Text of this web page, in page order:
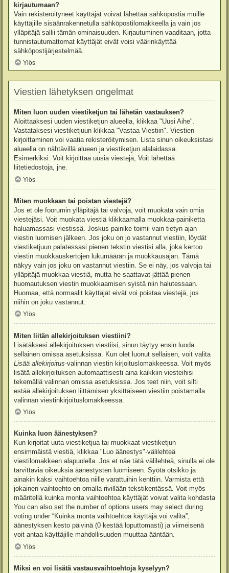
kirjautumaan?
Vain rekisteröityneet käyttäjät voivat lähettää sähköpostia muille
käyttäjille sisäänrakennetulla sähköpostilomakkeella ja vain jos
ylläpitäjä sallii tämän ominaisuuden. Kirjautuminen vaaditaan, jotta
tunnistautumattomat käyttäjät eivät voisi väärinkäyttää
sähköpostijärjestelmää.
Ylös
Viestien lähetyksen ongelmat
Miten luon uuden viestiketjun tai lähetän vastauksen?
Aloittaaksesi uuden viestiketjun alueella, klikkaa "Uusi Aihe".
Vastataksesi viestiketjuun klikkaa "Vastaa Viestiin". Viestien
kirjoittaminen voi vaatia rekisteröitymisen. Lista sinun oikeuksistasi
alueella on nähtävillä alueen ja viestiketjun alalaidassa.
Esimerkiksi: Voit kirjoittaa uusia viestejä, Voit lähettää
liitetiedostoja, jne.
Ylös
Miten muokkaan tai poistan viestejä?
Jos et ole foorumin ylläpitäjä tai valvoja, voit muokata vain omia
viestejäsi. Voit muokata viestiä klikkaamalla muokkaa-painiketta
haluamassasi viestissä. Joskus painike toimii vain tietyn ajan
viestin luomisen jälkeen. Jos joku on jo vastannut viestiin, löydät
viestiketjuun palatessasi pienen tekstin viestisi alla, joka kertoo
viestin muokkauskertojen lukumäärän ja muokkausajan. Tämä
näkyy vain jos joku on vastannut viestiin. Se ei näy, jos valvoja tai
ylläpitäjä muokkaa viestiä, mutta he saattavat jättää pienen
huomautuksen viestin muokkaamisen syistä niin halutessaan.
Huomaa, että normaalit käyttäjät eivät voi poistaa viestejä, jos
niihin on joku vastannut.
Ylös
Miten liitän allekirjoituksen viestiini?
Lisätäksesi allekirjoituksen viestiisi, sinun täytyy ensin luoda
sellainen omissa asetuksissa. Kun olet luonut sellaisen, voit valita
Lisää allekirjoitus-valinnan viestin kirjoituslomakkeessa. Voit myös
lisätä allekirjoituksen automaattisesti aina kaikkiin viesteihisi
tekemällä valinnan omissa asetuksissa. Jos teet niin, voit silti
estää allekirjoituksen liittämisen yksittäiseen viestiin poistamalla
valinnan viestinkirjoituslomakkeessa.
Ylös
Kuinka luon äänestyksen?
Kun kirjoitat uuta viestiketjua tai muokkaat viestiketjun
ensimmäistä viestiä, klikkaa "Luo äänestys"-välilehteä
viestilomakkeen alapuolella. Jos et näe tätä välilehteä, sinulla ei ole
tarvittavia oikeuksia äänestysten luomiseen. Syötä otsikko ja
ainakin kaksi vaihtoehtoa niille varattuihin kenttiin. Varmista että
jokainen vaihtoehto on omalla rivillään tekstikentässä. Voit myös
määritellä kuinka monta vaihtoehtoa käyttäjät voivat valita kohdasta
You can also set the number of options users may select during
voting under “Kuinka monta vaihtoehtoa käyttäjä voi valita”,
äänestyksen kesto päivinä (0 kestää loputtomasti) ja viimeisenä
voit antaa käyttäjille mahdollisuuden muuttaa ääntään.
Ylös
Miksi en voi lisätä vastausvaihtoehtoja kyselyyn?